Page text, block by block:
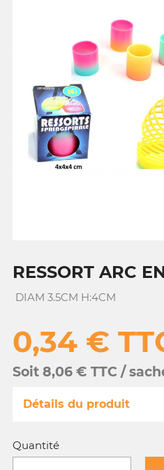
RESSORT ARC
DIAM 3.5CM H:4CM
0,34 €
Soit 8,06 € TTC /
Détails du produit
Référence
Quantité